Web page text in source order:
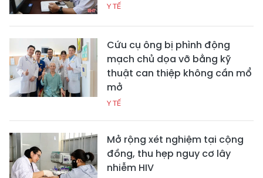
Y TẾ
Cứu cụ ông bị phình động
mạch chủ dọa vỡ bằng kỹ
thuật can thiệp không cần mổ
mở
Y TẾ
Mở rộng xét nghiệm tại cộng
đồng, thu hẹp nguy cơ lây
nhiễm HIV